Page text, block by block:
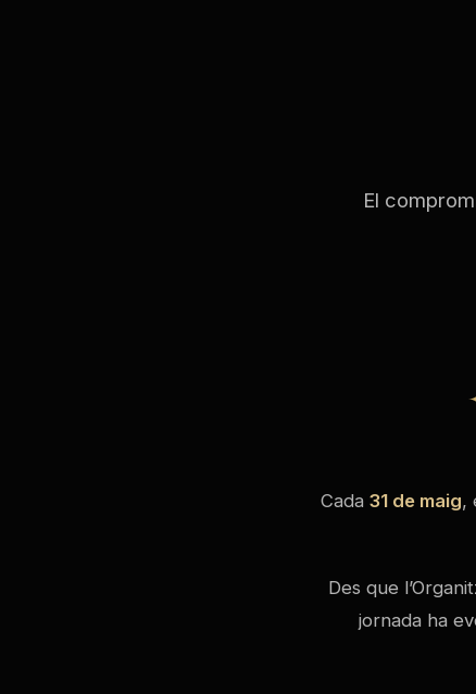
El
Cada 31 de maig,
Des que
jornada ha